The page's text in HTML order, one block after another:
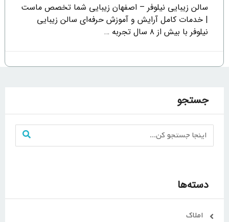
سالن زیبایی نیلوفر – اصفهان زیبایی شما تخصص ماست
| خدمات کامل آرایش و آموزش حرفه‌ای سالن زیبایی
نیلوفر با بیش از ۸ سال تجربه …
جستجو
دسته‌ها
املاک